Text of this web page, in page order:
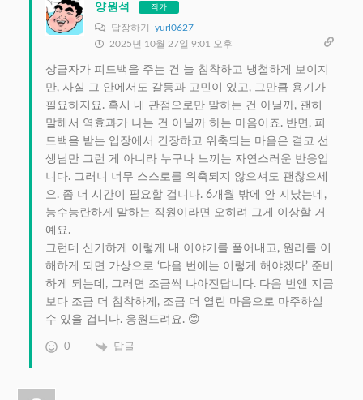
양원석 작가
답장하기 yurl0627
2025년 10월 27일 9:01 오후
상급자가 피드백을 주는 건 늘 침착하고 냉철하게 보이지
만, 사실 그 안에서도 갈등과 고민이 있고, 그만큼 용기가
필요하지요. 혹시 내 관점으로만 말하는 건 아닐까, 괜히
말해서 역효과가 나는 건 아닐까 하는 마음이죠. 반면, 피
드백을 받는 입장에서 긴장하고 위축되는 마음은 결코 선
생님만 그런 게 아니라 누구나 느끼는 자연스러운 반응입
니다. 그러니 너무 스스로를 위축되지 않으셔도 괜찮으세
요. 좀 더 시간이 필요할 겁니다. 6개월 밖에 안 지났는데,
능수능란하게 말하는 직원이라면 오히려 그게 이상할 거
예요.
그런데 신기하게 이렇게 내 이야기를 풀어내고, 원리를 이
해하게 되면 가상으로 ‘다음 번에는 이렇게 해야겠다’ 준비
하게 되는데, 그러면 조금씩 나아진답니다. 다음 번엔 지금
보다 조금 더 침착하게, 조금 더 열린 마음으로 마주하실
수 있을 겁니다. 응원드려요. 😊
0 답글